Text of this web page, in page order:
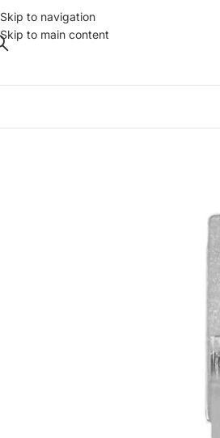
Skip to navigation
Skip to main content